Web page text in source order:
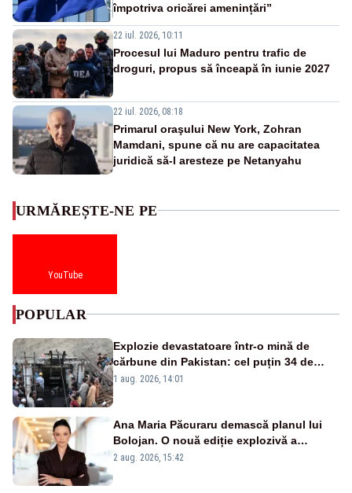
împotriva oricărei amenințări”
22 iul. 2026, 10:11
Procesul lui Maduro pentru trafic de
droguri, propus să înceapă în iunie 2027
22 iul. 2026, 08:18
Primarul oraşului New York, Zohran
Mamdani, spune că nu are capacitatea
juridică să-l aresteze pe Netanyahu
URMĂREȘTE-NE PE
YouTube
POPULAR
Explozie devastatoare într-o mină de
cărbune din Pakistan: cel puțin 34 de
morți - VIDEO
1 aug. 2026, 14:01
Ana Maria Păcuraru demască planul lui
Bolojan. O nouă ediție explozivă a
emisiunii „Miza Zilei” la Realitatea PLUS
2 aug. 2026, 15:42